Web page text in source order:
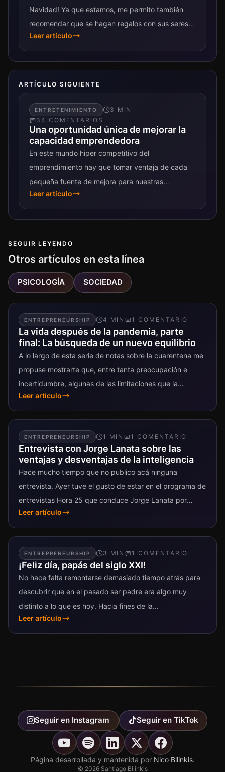
Navidad! Ya que estamos, me permito también
recomendar que se hagan regalos con sus seres
queridos pero no esperen que Papá Noel...
Leer artículo
ARTÍCULO SIGUIENTE
ENTRETENIMIENTO 3 MIN
34 COMENTARIO S
Una oportunidad única de mejorar la
capacidad emprendedora
En este mundo hiper competitivo del
emprendimiento hay que tomar ventaja de cada
pequeña fuente de mejora para nuestras
habilidades. Yo hace mucho que investigo el tema
y...
Leer artículo
SEGUIR LEYENDO
Otros artículos en esta línea
PSICOLOGÍA SOCIEDAD
ENTREPRENEURSHIP 4 MIN 1 COMENTARIO
La vida después de la pandemia, parte
final: La búsqueda de un nuevo equilibrio
A lo largo de esta serie de notas sobre la cuarentena me
propuse mostrarte que, entre tanta preocupación e
incertidumbre, algunas de las limitaciones que la
pandemia nos...
Leer artículo
ENTREPRENEURSHIP 1 MIN 1 COMENTARIO
Entrevista con Jorge Lanata sobre las
ventajas y desventajas de la inteligencia
Hace mucho tiempo que no publico acá ninguna
entrevista. Ayer tuve el gusto de estar en el programa de
entrevistas Hora 25 que conduce Jorge Lanata por
TN....
Leer artículo
ENTREPRENEURSHIP 3 MIN 1 COMENTARIO
¡Feliz día, papás del siglo XXI!
No hace falta remontarse demasiado tiempo atrás para
descubrir que en el pasado ser padre era algo muy
distinto a lo que es hoy. Hacia fines de la...
Leer artículo
Seguir en Instagram Seguir en TikTok
Página desarrollada y mantenida por Nico Bilinkis.
© 2026Santiago Bilinkis